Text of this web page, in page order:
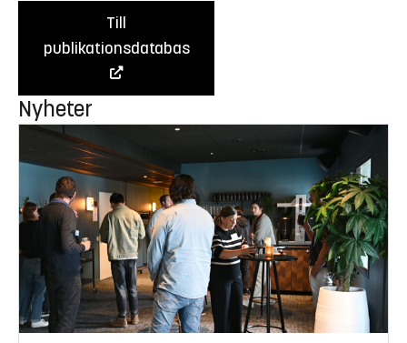
Till
publikationsdatabas
Nyheter